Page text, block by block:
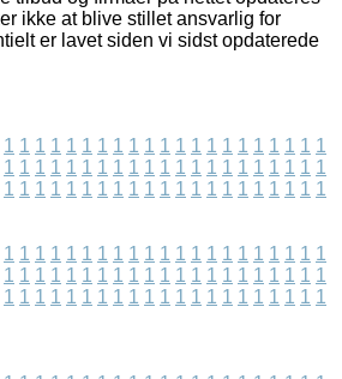
ikke at blive stillet ansvarlig for
er lavet siden vi sidst opdaterede
1 1 1 1 1 1 1 1 1 1 1 1 1 1 1 1 1 1 1 1 1
1 1 1 1 1 1 1 1 1 1 1 1 1 1 1 1 1 1 1 1 1
1 1 1 1 1 1 1 1 1 1 1 1 1 1 1 1 1 1 1 1 1
1 1 1 1 1 1 1 1 1 1 1 1 1 1 1 1 1 1 1 1 1
1 1 1 1 1 1 1 1 1 1 1 1 1 1 1 1 1 1 1 1 1
1 1 1 1 1 1 1 1 1 1 1 1 1 1 1 1 1 1 1 1 1